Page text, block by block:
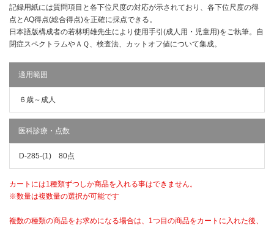
記録用紙には質問項目と各下位尺度の対応が示されており、各下位尺度の得
点とAQ得点(総合得点)を正確に採点できる。
日本語版構成者の若林明雄先生により使用手引(成人用・児童用)をご執筆。自
閉症スペクトラムやＡＱ、検査法、カットオフ値について集成。
適用範囲
６歳～成人
医科診療・点数
D-285-(1) 80点
カートには1種類ずつしか商品を入れる事はできません。
※数量は複数量の選択が可能です
複数の種類の商品をお求めになる場合は、1つ目の商品をカートに入れた後、